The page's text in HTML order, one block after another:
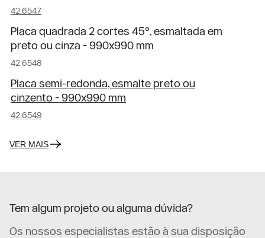
42.6547
Placa quadrada 2 cortes 45°, esmaltada em
preto ou cinza - 990x990 mm
42.6548
Placa semi-redonda, esmalte preto ou
cinzento - 990x990 mm
42.6549
VER MAIS
Tem algum projeto ou alguma dúvida?
Os nossos especialistas estão à sua disposição